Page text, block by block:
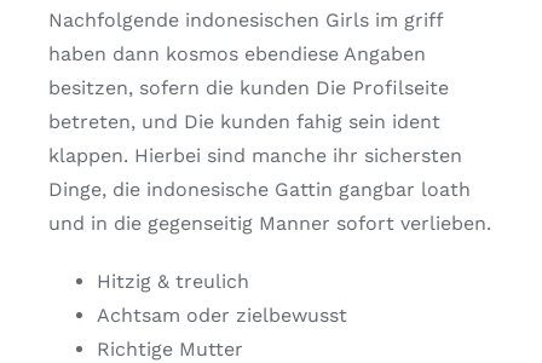
Nachfolgende indonesischen Girls im griff
haben dann kosmos ebendiese Angaben
besitzen, sofern die kunden Die Profilseite
betreten, und Die kunden fahig sein ident
klappen. Hierbei sind manche ihr sichersten
Dinge, die indonesische Gattin gangbar loath
und in die gegenseitig Manner sofort verlieben.
Hitzig & treulich
Achtsam oder zielbewusst
Richtige Mutter